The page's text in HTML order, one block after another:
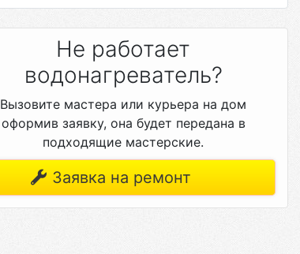
Не работает
водонагреватель?
Вызовите мастера или курьера на дом
оформив заявку, она будет передана в
подходящие мастерские.
Заявка на ремонт